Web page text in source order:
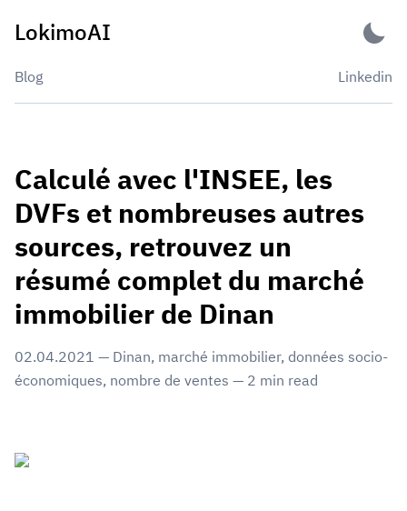
LokimoAI
Blog Linkedin
Calculé avec l'INSEE, les
DVFs et nombreuses autres
sources, retrouvez un
résumé complet du marché
immobilier de Dinan
02.04.2021 — Dinan, marché immobilier, données socio-
économiques, nombre de ventes — 2 min read